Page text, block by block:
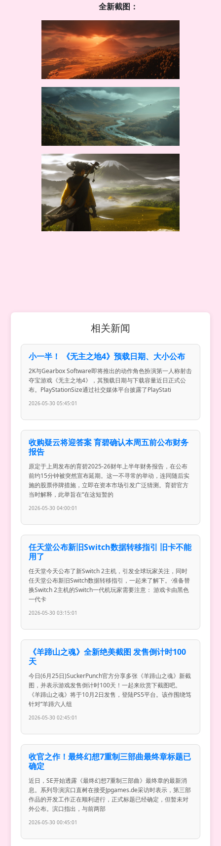
全新截图：
相关新闻
小一半！ 《无主之地4》预载日期、大小公布
2K与Gearbox Software即将推出的动作角色扮演第一人称射击
夺宝游戏《无主之地4》，其预载日期与下载容量近日正式公
布。PlayStationSize通过社交媒体平台披露了PlayStati
2026-05-30 05:45:01
收购疑云将迎答案 育碧确认本周五前公布财务
报告
原定于上周发布的育碧2025-26财年上半年财务报告，在公布
前约15分钟被突然宣布延期。这一不寻常的举动，连同随后实
施的股票停牌措施，立即在资本市场引发广泛猜测。育碧官方
当时解释，此举旨在“在这短暂的
2026-05-30 04:00:01
任天堂公布新旧Switch数据转移指引 旧卡不能
用了
任天堂今天公布了新Switch 2主机，引发全球玩家关注，同时
任天堂公布新旧Switch数据转移指引，一起来了解下。·准备替
换Switch 2主机的Switch一代机玩家需要注意： 游戏卡由黑色
一代卡
2026-05-30 03:15:01
《羊蹄山之魂》全新绝美截图 发售倒计时100
天
今日(6月25日)SuckerPunch官方分享多张《羊蹄山之魂》新截
图，并表示游戏发售倒计时100天！一起来欣赏下截图吧。
《羊蹄山之魂》将于10月2日发售，登陆PS5平台。该作围绕笃
针对“羊蹄六人组
2026-05-30 02:45:01
收官之作！最终幻想7重制三部曲最终章标题已
确定
近日，SE开始透露《最终幻想7重制三部曲》最终章的最新消
息。系列导演滨口直树在接受Jpgames.de采访时表示，第三部
作品的开发工作正在顺利进行，正式标题已经确定，但暂未对
外公布。滨口指出，与前两部
2026-05-30 00:45:01